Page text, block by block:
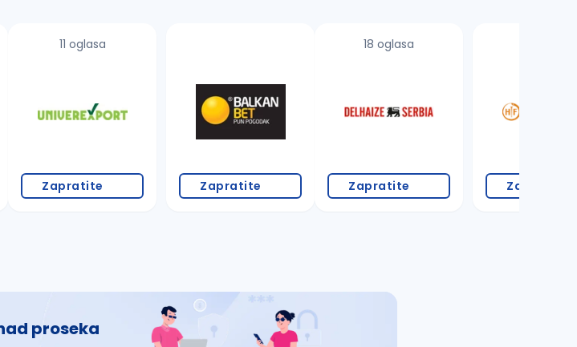
11 oglasa
Zapratite Zapratite
18 oglasa
Zapratite Zapratite
proseka